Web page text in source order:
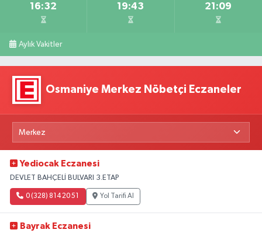
16:32 19:43 21:09
Aylık Vakitler
Osmaniye Merkez Nöbetçi Eczaneler
Yediocak Eczanesi
DEVLET BAHÇELİ BULVARI 3.ETAP
0 (328) 814 20 51 Yol Tarifi Al
Bayrak Eczanesi